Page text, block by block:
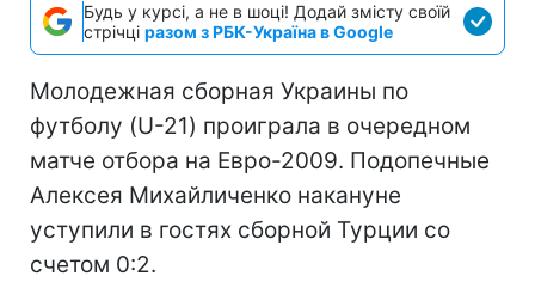
Будь у курсі, а не в шоці! Додай змісту своїй
стрічці разом з РБК-Україна в Google
Молодежная сборная Украины по
футболу (U-21) проиграла в очередном
матче отбора на Евро-2009. Подопечные
Алексея Михайличенко накануне
уступили в гостях сборной Турции со
счетом 0:2.